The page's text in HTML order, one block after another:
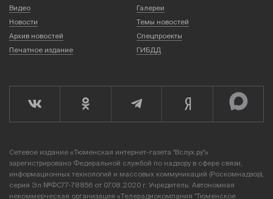
Видео
Галереи
Новости
Темы новостей
Архив новостей
Спецпроекты
Печатное издание
ГИБДД
Сетевое издание «Тюменская интернет-газета "Вслух.ру"»
зарегистрировано Федеральной службой по надзору в сфере связи,
информационных технологий и массовых коммуникаций (Роскомнадзор),
серия Эл №ФС77-78856 от 07.08.2020 г. Учредитель: Автономная
некоммерческая организация «Телерадиокомпания "Тюменское